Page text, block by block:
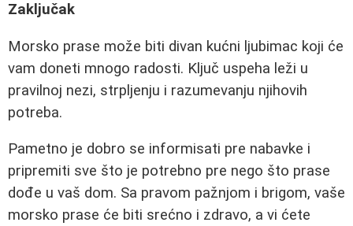
Zaključak
Morsko prase može biti divan kućni ljubimac koji će
vam doneti mnogo radosti. Ključ uspeha leži u
pravilnoj nezi, strpljenju i razumevanju njihovih
potreba.
Pametno je dobro se informisati pre nabavke i
pripremiti sve što je potrebno pre nego što prase
dođe u vaš dom. Sa pravom pažnjom i brigom, vaše
morsko prase će biti srećno i zdravo, a vi ćete